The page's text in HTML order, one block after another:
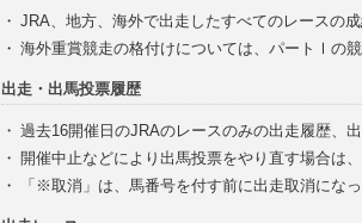
・ JRA、地方、海外で出走したすべてのレースの
・ 海外重賞競走の格付けについては、パートⅠの
出走・出馬投票履歴
・ 過去16開催日のJRAのレースのみの出走履歴、
・ 開催中止などにより出馬投票をやり直す場合は
・
「※取消」は、馬番号を付す前に出走取消にな